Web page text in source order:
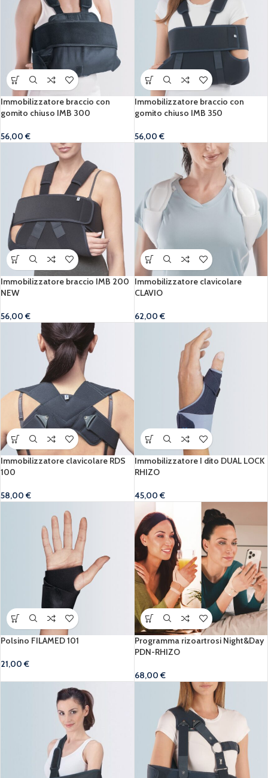
Immobilizzatore braccio con
gomito chiuso IMB 300
56,00€
Immobilizzatore braccio con
gomito chiuso IMB 350
56,00€
Immobilizzatore braccio IMB 200
NEW
56,00€
Immobilizzatore clavicolare
CLAVIO
62,00€
Immobilizzatore clavicolare RDS
100
58,00€
Immobilizzatore I dito DUAL LOCK
RHIZO
45,00€
Polsino FILAMED 101
21,00€
Programma rizoartrosi Night&Day
PDN-RHIZO
68,00€